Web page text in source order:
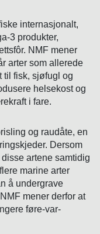
internasjonalt,
3 produkter,
NMF mener
arter som allerede
til fisk, sjøfugl og
helsekost og
i fare.
og raudåte, en
Dersom
artene samtidig
marine arter
å undergrave
mener derfor at
føre-var-